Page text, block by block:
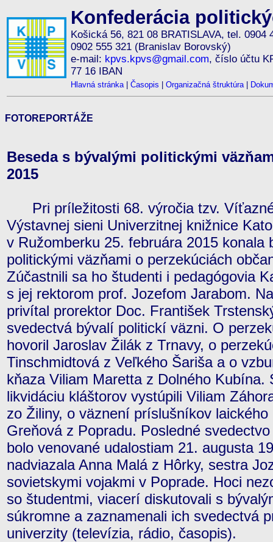
Konfederácia
Košická 56, 821 08 BRATISLAVA, tel. 0904
0902 555 321 (Branislav Borovský)
e-mail: kpvs.kpvs@gmail.com, číslo účtu
77 16 IBAN
Hlavná stránka| Časopis Organizačná štruktúra|
FOTOREPORTÁŽE
Beseda s bývalými politickými
2015
Pri príležitosti 68. výročia tzv.
Výstavnej sieni Univerzitnej knižnice
v Ružomberku 25. februára 2015 konala
politickými väzňami o perzekúciách
Zúčastnili sa ho študenti i pedagógovia
s jej rektorom prof. Jozefom Jarabom.
privítal prorektor Doc. František
svedectvá bývalí politickí väzni. O
hovoril Jaroslav Žilák z Trnavy, o
Tinschmidtová z Veľkého Šariša a o
kňaza Viliam Maretta z Dolného Kubína.
likvidáciu kláštorov vystúpili Viliam
zo Žiliny, o väznení príslušníkov
Greňová z Popradu. Posledné
bolo venované udalostiam 21. augusta
nadviazala Anna Malá z Hôrky, sestra
sovietskymi vojakmi v Poprade. Hoci
so študentmi, viacerí diskutovali s
súkromne a zaznamenali ich svedectvá
univerzity (televízia, rádio, časopis).